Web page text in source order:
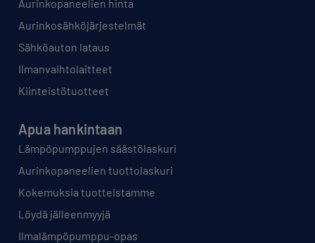
Aurinkopaneelien hinta
Aurinkosähköjärjestelmät
Sähköauton lataus
Ilmanvaihtolaitteet
Kiinteistötuotteet
Apua hankintaan
Lämpöpumppujen säästölaskuri
Aurinkopaneelien tuottolaskuri
Kokemuksia tuotteistamme
Löydä jälleenmyyjä
Ilmalämpöpumppu-opas